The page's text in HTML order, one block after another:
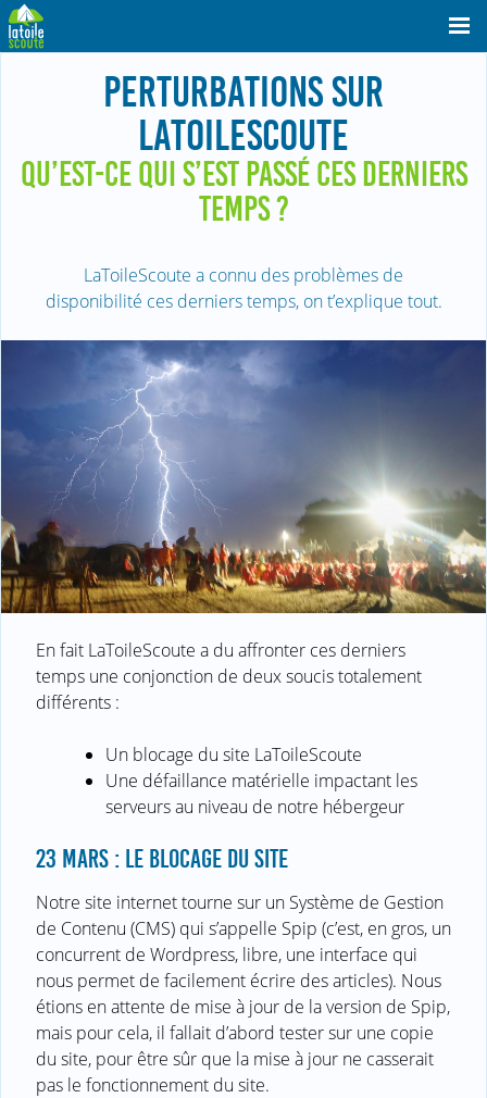
PERTURBATIONS SUR
LATOILESCOUTE
QU’EST-CE QUI S’EST PASSÉ CES DERNIERS
TEMPS ?
LaToileScoute a connu des problèmes de
disponibilité ces derniers temps, on t’explique tout.
En fait LaToileScoute a du affronter ces derniers
temps une conjonction de deux soucis totalement
différents :
Un blocage du site LaToileScoute
Une défaillance matérielle impactant les
serveurs au niveau de notre hébergeur
23 MARS : LE BLOCAGE DU SITE
Notre site internet tourne sur un Système de Gestion
de Contenu (CMS) qui s’appelle Spip (c’est, en gros, un
concurrent de Wordpress, libre, une interface qui
nous permet de facilement écrire des articles). Nous
étions en attente de mise à jour de la version de Spip,
mais pour cela, il fallait d’abord tester sur une copie
du site, pour être sûr que la mise à jour ne casserait
pas le fonctionnement du site.